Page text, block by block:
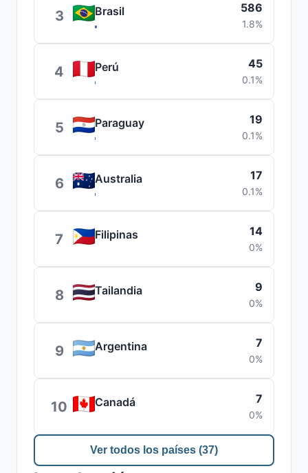
3 Brasil 586
1.8%
4 Perú 45
0.1%
5 Paraguay 19
0.1%
6 Australia 17
0.1%
7 Filipinas 14
0%
8 Tailandia 9
0%
9 Argentina 7
0%
10 Canadá 7
0%
Ver todos los países (37)